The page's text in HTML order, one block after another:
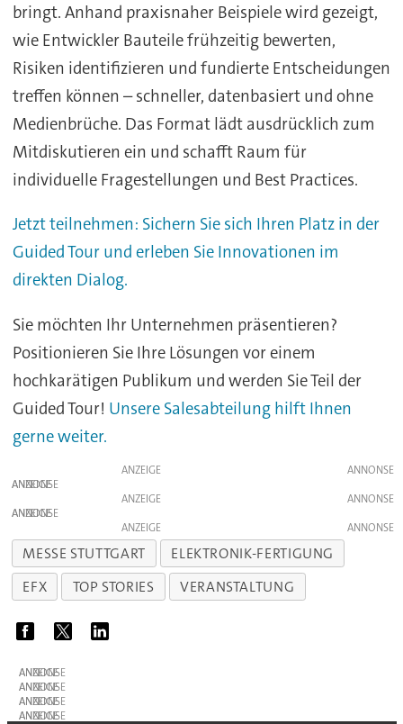
bringt. Anhand praxisnaher Beispiele wird gezeigt,
wie Entwickler Bauteile frühzeitig bewerten,
Risiken identifizieren und fundierte Entscheidungen
treffen können – schneller, datenbasiert und ohne
Medienbrüche. Das Format lädt ausdrücklich zum
Mitdiskutieren ein und schafft Raum für
individuelle Fragestellungen und Best Practices.
Jetzt teilnehmen: Sichern Sie sich Ihren Platz in der
Guided Tour und erleben Sie Innovationen im
direkten Dialog.
Sie möchten Ihr Unternehmen präsentieren?
Positionieren Sie Ihre Lösungen vor einem
hochkarätigen Publikum und werden Sie Teil der
Guided Tour! Unsere Salesabteilung hilft Ihnen
gerne weiter.
ANZEIGE
ANZEIGE
ANZEIGE
ANZEIGE
ANZEIGE
MESSE STUTTGART
ELEKTRONIK-FERTIGUNG
EFX
TOP STORIES VERANSTALTUNG
ANZEIGE
ANZEIGE
ANZEIGE
ANZEIGE